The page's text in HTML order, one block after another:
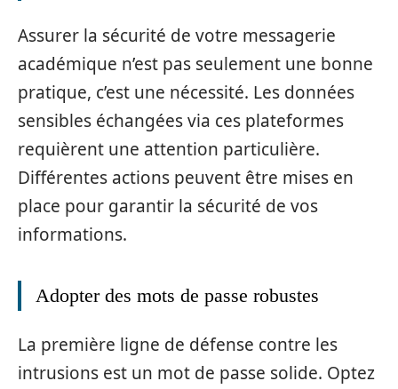
Assurer la sécurité de votre messagerie
académique n’est pas seulement une bonne
pratique, c’est une nécessité. Les données
sensibles échangées via ces plateformes
requièrent une attention particulière.
Différentes actions peuvent être mises en
place pour garantir la sécurité de vos
informations.
Adopter des mots de passe robustes
La première ligne de défense contre les
intrusions est un mot de passe solide. Optez